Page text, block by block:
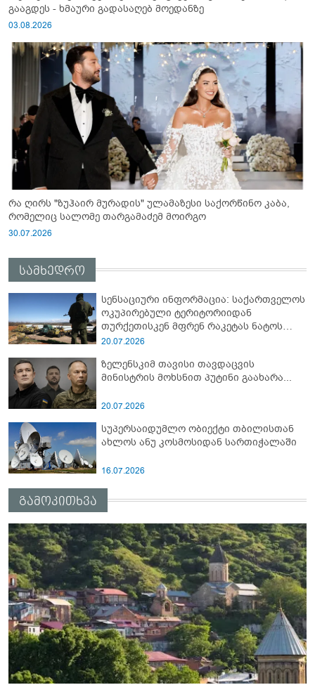
გააგდეს - ხმაური გადასაღებ მოედანზე
03.08.2026
რა ღირს "ზუჰაირ მურადის" ულამაზესი საქორწინო კაბა,
რომელიც სალომე თარგამაძემ მოირგო
30.07.2026
სამხედრო
სენსაციური ინფორმაცია: საქართველოს
ოკუპირებული ტერიტორიიდან
თურქეთისკენ მფრენ რაკეტას ნატოს
სამიტი კინაღამ ჩაუშლია
20.07.2026
ზელენსკიმ თავისი თავდაცვის
მინისტრის მოხსნით პუტინი გაახარა...
20.07.2026
სუპერსაიდუმლო ობიექტი თბილისთან
ახლოს ანუ კოსმოსიდან სართიჭალაში
16.07.2026
გამოკითხვა